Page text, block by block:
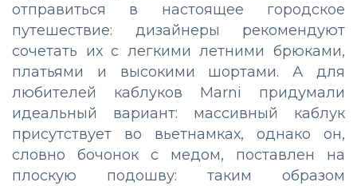
отправиться в настоящее городское
путешествие: дизайнеры рекомендуют
сочетать их с легкими летними брюками,
платьями и высокими шортами. А для
любителей каблуков Marni придумали
идеальный вариант: массивный каблук
присутствует во вьетнамках, однако он,
словно бочонок с медом, поставлен на
плоскую подошву: таким образом